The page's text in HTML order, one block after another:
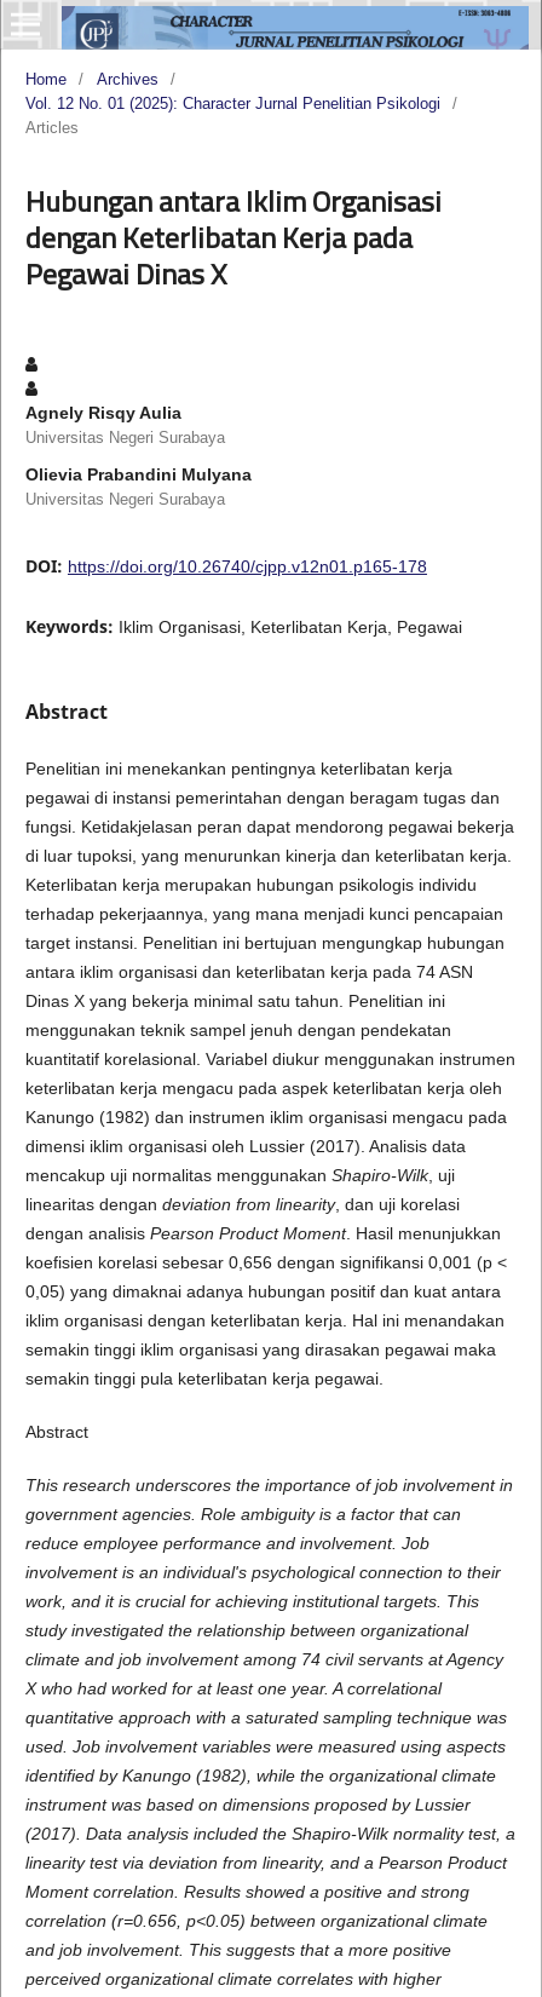
Home / Archives
/
Vol. 12 No. 01 (2025): Character Jurnal Penelitian Psikologi
/
Articles
Hubungan antara Iklim Organisasi
dengan Keterlibatan Kerja pada
Pegawai Dinas X
Agnely Risqy Aulia
Universitas Negeri Surabaya
Olievia Prabandini Mulyana
Universitas Negeri Surabaya
DOI: https://doi.org/10.26740/cjpp.v12n01.p165-178
Keywords: Iklim Organisasi, Keterlibatan Kerja, Pegawai
Abstract
Penelitian ini menekankan pentingnya keterlibatan kerja
pegawai di instansi pemerintahan dengan beragam tugas dan
fungsi. Ketidakjelasan peran dapat mendorong pegawai bekerja
di luar tupoksi, yang menurunkan kinerja dan keterlibatan kerja.
Keterlibatan kerja merupakan hubungan psikologis individu
terhadap pekerjaannya, yang mana menjadi kunci pencapaian
target instansi. Penelitian ini bertujuan mengungkap hubungan
antara iklim organisasi dan keterlibatan kerja pada 74 ASN
Dinas X yang bekerja minimal satu tahun. Penelitian ini
menggunakan teknik sampel jenuh dengan pendekatan
kuantitatif korelasional. Variabel diukur menggunakan instrumen
keterlibatan kerja mengacu pada aspek keterlibatan kerja oleh
Kanungo (1982) dan instrumen iklim organisasi mengacu pada
dimensi iklim organisasi oleh Lussier (2017). Analisis data
mencakup uji normalitas menggunakan Shapiro-Wilk, uji
linearitas dengan deviation from linearity, dan uji korelasi
dengan analisis Pearson Product Moment. Hasil menunjukkan
koefisien korelasi sebesar 0,656 dengan signifikansi 0,001 (p <
0,05) yang dimaknai adanya hubungan positif dan kuat antara
iklim organisasi dengan keterlibatan kerja. Hal ini menandakan
semakin tinggi iklim organisasi yang dirasakan pegawai maka
semakin tinggi pula keterlibatan kerja pegawai.
Abstract
This research underscores the importance of job involvement in
government agencies. Role ambiguity is a factor that can
reduce employee performance and involvement. Job
involvement is an individual's psychological connection to their
work, and it is crucial for achieving institutional targets. This
study investigated the relationship between organizational
climate and job involvement among 74 civil servants at Agency
X who had worked for at least one year. A correlational
quantitative approach with a saturated sampling technique was
used. Job involvement variables were measured using aspects
identified by Kanungo (1982), while the organizational climate
instrument was based on dimensions proposed by Lussier
(2017). Data analysis included the Shapiro-Wilk normality test, a
linearity test via deviation from linearity, and a Pearson Product
Moment correlation. Results showed a positive and strong
correlation (r=0.656, p<0.05) between organizational climate
and job involvement. This suggests that a more positive
perceived organizational climate correlates with higher